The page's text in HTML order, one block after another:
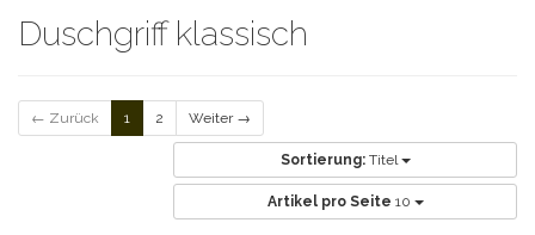
Duschgriff klassisch
← Zurück 1 2 Weiter →
Sortierung: Titel
Artikel pro Seite 10